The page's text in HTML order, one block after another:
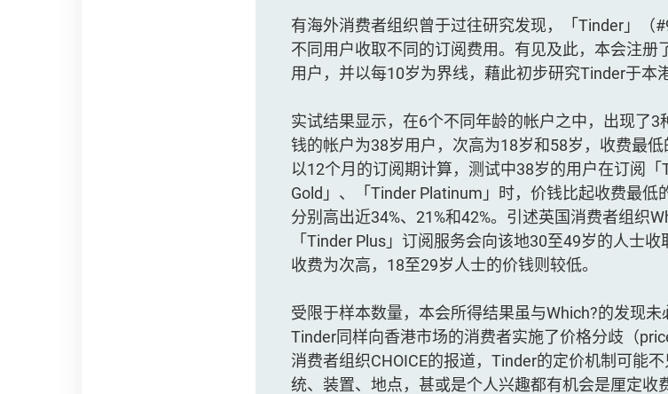
有海外消费者组织曾于过往研究发现，「Tinder」（
不同用户收取不同的订阅费用。有见及此，本会注册
用户，并以每10岁为界线，藉此初步研究Tinder于本
实试结果显示，在6个不同年龄的帐户之中，出现了
钱的帐户为38岁用户，次高为18岁和58岁，收费最低
以12个月的订阅期计算，测试中38岁的用户在订阅
Gold」、「Tinder Platinum」时，价钱比起收费最低
分别高出近34%、21%和42%。引述英国消费者组织
「Tinder Plus」订阅服务会向该地30至49岁的人士
收费为次高，18至29岁人士的价钱则较低。
受限于样本数量，本会所得结果虽与Which?的发现
Tinder同样向香港市场的消费者实施了价格分歧（
消费者组织CHOICE的报道，Tinder的定价机制可能
统、装置、地点，甚或是个人兴趣都有机会是厘定收